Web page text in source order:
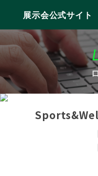
展示会公式サイト